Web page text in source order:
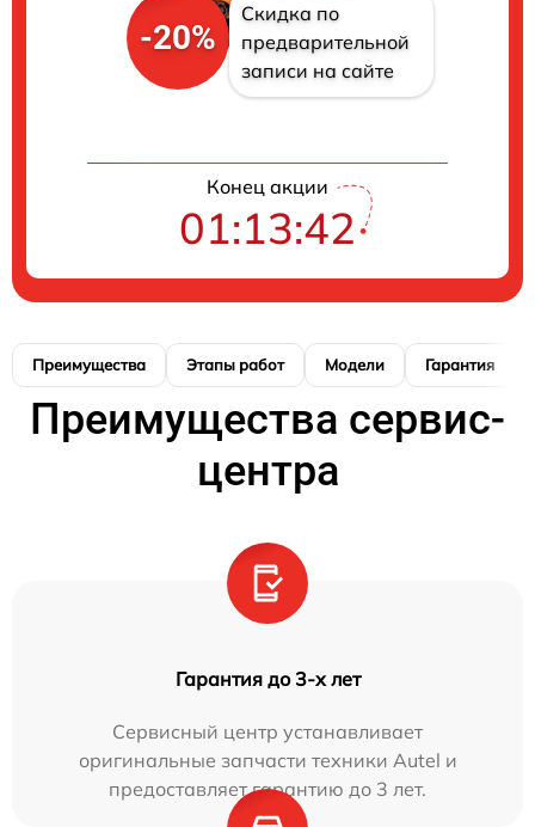
-20%
Скидка по
предварительной
записи на сайте
Конец акции
01:13:42
Преимущества Этапы работ Модели Гарантия
Преимущества сервис-
центра
Гарантия до 3-х лет
Сервисный центр устанавливает
оригинальные запчасти техники Autel и
предоставляет гарантию до 3 лет.